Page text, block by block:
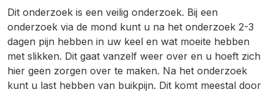
Dit onderzoek is een veilig onderzoek. Bij een
onderzoek via de mond kunt u na het onderzoek 2-3
dagen pijn hebben in uw keel en wat moeite hebben
met slikken. Dit gaat vanzelf weer over en u hoeft zich
hier geen zorgen over te maken. Na het onderzoek
kunt u last hebben van buikpijn. Dit komt meestal door